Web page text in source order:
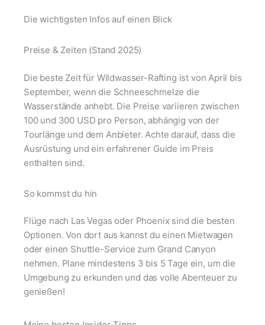
Die wichtigsten Infos auf einen Blick
Preise & Zeiten (Stand 2025)
Die beste Zeit für Wildwasser-Rafting ist von April bis
September, wenn die Schneeschmelze die
Wasserstände anhebt. Die Preise variieren zwischen
100 und 300 USD pro Person, abhängig von der
Tourlänge und dem Anbieter. Achte darauf, dass die
Ausrüstung und ein erfahrener Guide im Preis
enthalten sind.
So kommst du hin
Flüge nach Las Vegas oder Phoenix sind die besten
Optionen. Von dort aus kannst du einen Mietwagen
oder einen Shuttle-Service zum Grand Canyon
nehmen. Plane mindestens 3 bis 5 Tage ein, um die
Umgebung zu erkunden und das volle Abenteuer zu
genießen!